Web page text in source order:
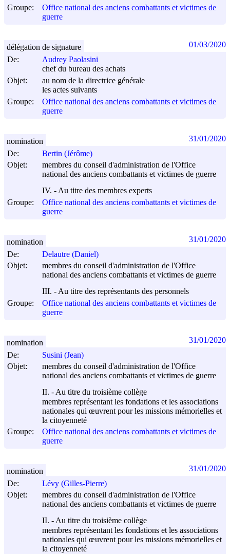
Groupe:
Office national des anciens combattants et victimes de
guerre
De:
Audrey Paolasini
chef du bureau des achats
Objet:
au nom de la directrice générale
les actes suivants
Groupe:
Office national des anciens combattants et victimes de
guerre
délégation de signature 01/03/2020
De:
Bertin (Jérôme)
Objet:
membres du conseil d'administration de l'Office
national des anciens combattants et victimes de guerre
IV. - Au titre des membres experts
Groupe:
Office national des anciens combattants et victimes de
guerre
nomination 31/01/2020
De:
Delautre (Daniel)
Objet:
membres du conseil d'administration de l'Office
national des anciens combattants et victimes de guerre
III. - Au titre des représentants des personnels
Groupe:
Office national des anciens combattants et victimes de
guerre
nomination 31/01/2020
De:
Susini (Jean)
Objet:
membres du conseil d'administration de l'Office
national des anciens combattants et victimes de guerre
II. - Au titre du troisième collège
membres représentant les fondations et les associations
nationales qui œuvrent pour les missions mémorielles et
la citoyenneté
Groupe:
Office national des anciens combattants et victimes de
guerre
nomination 31/01/2020
De:
Lévy (Gilles-Pierre)
Objet:
membres du conseil d'administration de l'Office
national des anciens combattants et victimes de guerre
II. - Au titre du troisième collège
membres représentant les fondations et les associations
nationales qui œuvrent pour les missions mémorielles et
la citoyenneté
nomination 31/01/2020